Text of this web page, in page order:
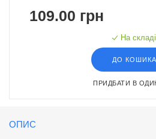
широкому різноманітті кольорів та
109.00 грн
На складі
ДО КОШИКА
ПРИДБАТИ В
ОПИС